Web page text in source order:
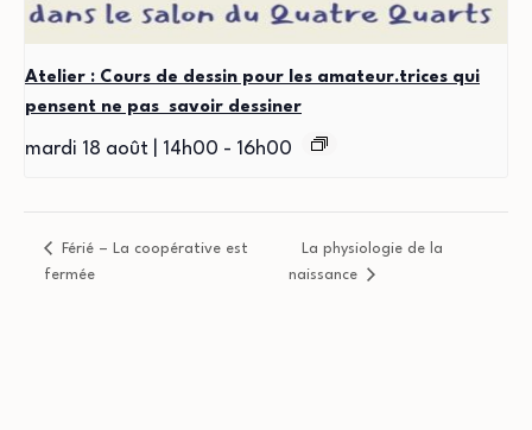
Atelier : Cours de dessin pour les amateur.trices qui
pensent ne pas savoir dessiner
mardi 18 août | 14h00 - 16h00
Férié – La coopérative est
fermée
La physiologie de la
naissance